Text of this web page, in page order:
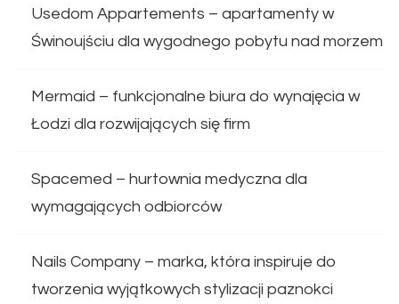
Usedom Appartements – apartamenty w
Świnoujściu dla wygodnego pobytu nad morzem
Mermaid – funkcjonalne biura do wynajęcia w
Łodzi dla rozwijających się firm
Spacemed – hurtownia medyczna dla
wymagających odbiorców
Nails Company – marka, która inspiruje do
tworzenia wyjątkowych stylizacji paznokci